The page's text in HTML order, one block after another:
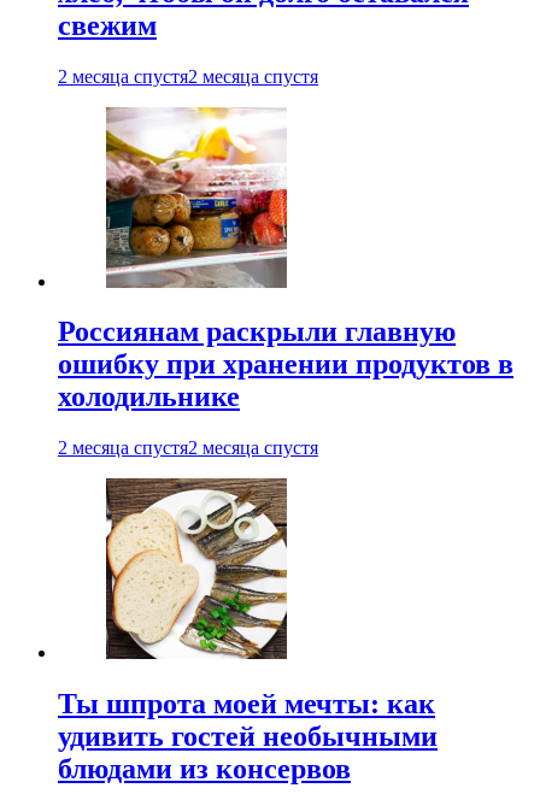
свежим
2 месяца спустя2 месяца спустя
Россиянам раскрыли главную
ошибку при хранении продуктов в
холодильнике
2 месяца спустя2 месяца спустя
Ты шпрота моей мечты: как
удивить гостей необычными
блюдами из консервов